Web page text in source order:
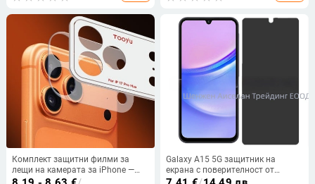
Комплект защитни филми за
лещи на камерата за iPhone —
закалено стъкло, HD яснота,
Galaxy A15 5G защитник на
екрана с поверителност от
закалено стъкло